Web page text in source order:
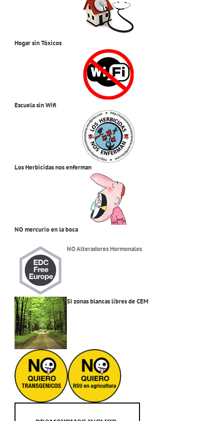
Hogar sin Tóxicos
Escuela sin Wifi
Los Herbicidas nos enferman
NO mercurio en la boca
NO Alteradores Hormonales
SI zonas blancas libres de CEM